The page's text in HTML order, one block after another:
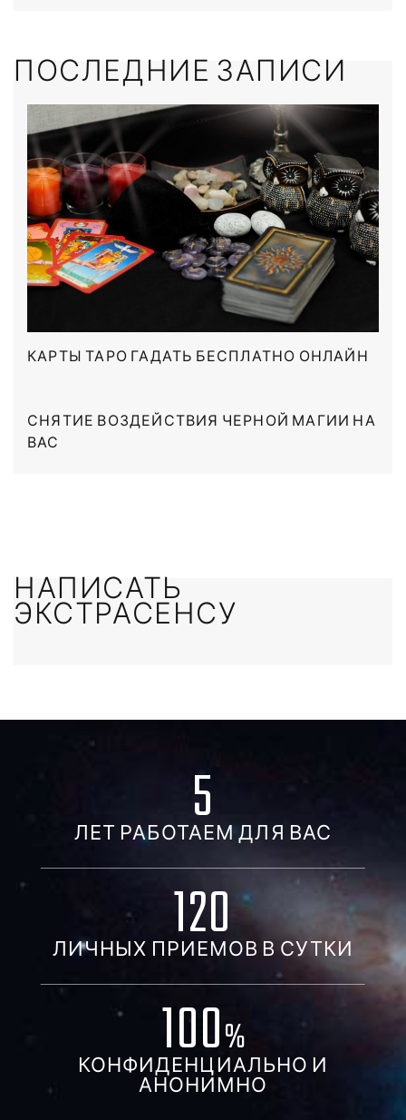
ПОСЛЕДНИЕ ЗАПИСИ
КАРТЫ ТАРО ГАДАТЬ БЕСПЛАТНО ОНЛАЙН
СНЯТИЕ ВОЗДЕЙСТВИЯ ЧЕРНОЙ МАГИИ НА
ВАС
НАПИСАТЬ
ЭКСТРАСЕНСУ
5
ЛЕТ РАБОТАЕМ ДЛЯ ВАС
120
ЛИЧНЫХ ПРИЕМОВ В СУТКИ
100%
КОНФИДЕНЦИАЛЬНО И
АНОНИМНО